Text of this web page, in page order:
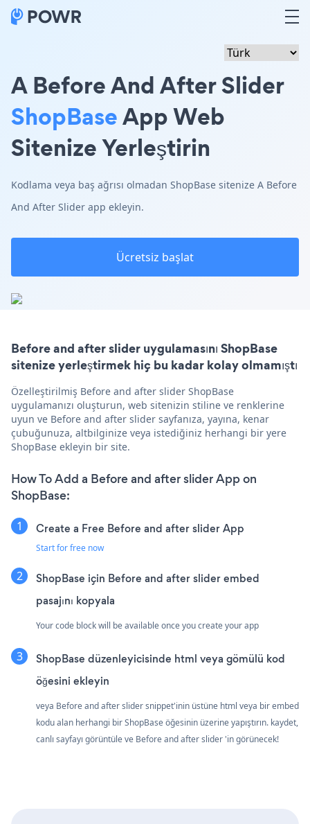
A Before And After Slider
ShopBaseApp Web
Sitenize Yerleştirin
Kodlama veya baş ağrısı olmadan ShopBase sitenize A Before
And After Slider app ekleyin.
Ücretsiz başlat
Before and after slider uygulamasını ShopBase
sitenize yerleştirmek hiç bu kadar kolay olmamıştı
Özelleştirilmiş Before and after slider ShopBase
uygulamanızı oluşturun, web sitenizin stiline ve renklerine
uyun ve Before and after slider sayfanıza, yayına, kenar
çubuğunuza, altbilginize veya istediğiniz herhangi bir yere
ShopBase ekleyin bir site.
How To Add a Before and after slider App on
ShopBase:
Create a Free Before and after slider App
Start for free now
ShopBase için Before and after slider embed
pasajını kopyala
Your code block will be available once you create your app
ShopBase düzenleyicisinde html veya gömülü kod
öğesini ekleyin
veya Before and after slider snippet'inin üstüne html veya bir embed
kodu alan herhangi bir ShopBase öğesinin üzerine yapıştırın. kaydet,
canlı sayfayı görüntüle ve Before and after slider 'in görünecek!